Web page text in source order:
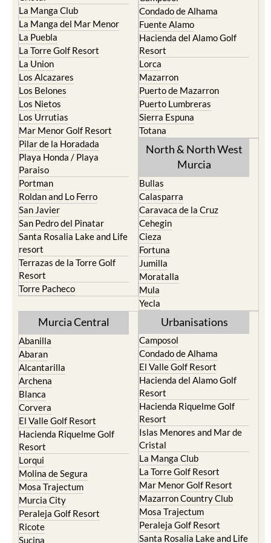
La Manga Club
La Manga del Mar Menor
La Puebla
La Torre Golf Resort
La Union
Los Alcazares
Los Belones
Los Nietos
Los Urrutias
Mar Menor Golf Resort
Pilar de la Horadada
Playa Honda / Playa
Paraiso
Portman
Roldan and Lo Ferro
San Javier
San Pedro del Pinatar
Santa Rosalia Lake and Life
resort
Terrazas de la Torre Golf
Resort
Torre Pacheco
Condado de Alhama
Fuente Alamo
Hacienda del Alamo Golf
Resort
Lorca
Mazarron
Puerto de Mazarron
Puerto Lumbreras
Sierra Espuna
Totana
North & North West
Murcia
Bullas
Calasparra
Caravaca de la Cruz
Cehegin
Cieza
Fortuna
Jumilla
Moratalla
Mula
Yecla
Murcia Central
Abanilla
Abaran
Alcantarilla
Archena
Blanca
Corvera
El Valle Golf Resort
Hacienda Riquelme Golf
Resort
Lorqui
Molina de Segura
Mosa Trajectum
Murcia City
Peraleja Golf Resort
Ricote
Sucina
Urbanisations
Camposol
Condado de Alhama
El Valle Golf Resort
Hacienda del Alamo Golf
Resort
Hacienda Riquelme Golf
Resort
Islas Menores and Mar de
Cristal
La Manga Club
La Torre Golf Resort
Mar Menor Golf Resort
Mazarron Country Club
Mosa Trajectum
Peraleja Golf Resort
Santa Rosalia Lake and Life